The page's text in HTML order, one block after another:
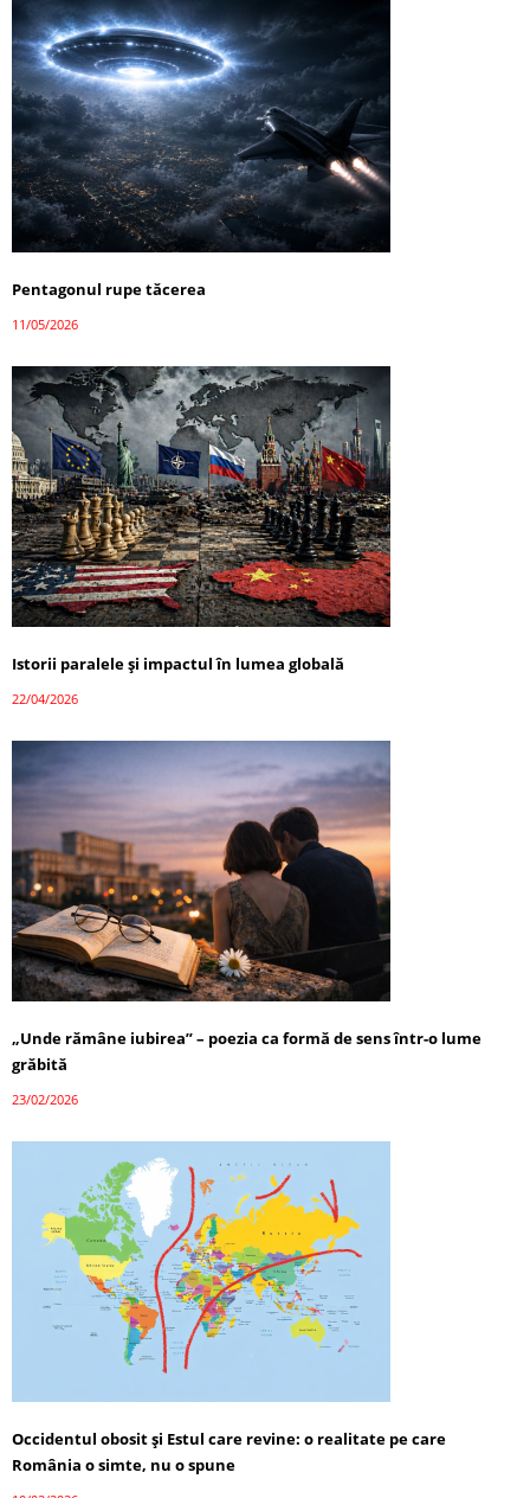
Pentagonul rupe tăcerea
11/05/2026
Istorii paralele și impactul în lumea globală
22/04/2026
„Unde rămâne iubirea” – poezia ca formă de sens într-o lume
grăbită
23/02/2026
Occidentul obosit și Estul care revine: o realitate pe care
România o simte, nu o spune